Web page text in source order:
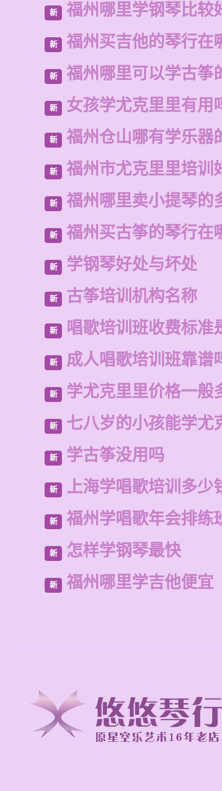
新 福州哪里学钢琴比较
新 福州买吉他的琴行在
新 福州哪里可以学古筝
新 女孩学尤克里里有用
新 福州仓山哪有学乐器
新 福州市尤克里里培训
新 福州哪里卖小提琴的
新 福州买古筝的琴行在
新 学钢琴好处与坏处
新 古筝培训机构名称
新 唱歌培训班收费标准
新 成人唱歌培训班靠谱
新 学尤克里里价格一般
新 七八岁的小孩能学尤
新 学古筝没用吗
新 上海学唱歌培训多少
新 福州学唱歌年会排练
新 怎样学钢琴最快
新 福州哪里学吉他便宜